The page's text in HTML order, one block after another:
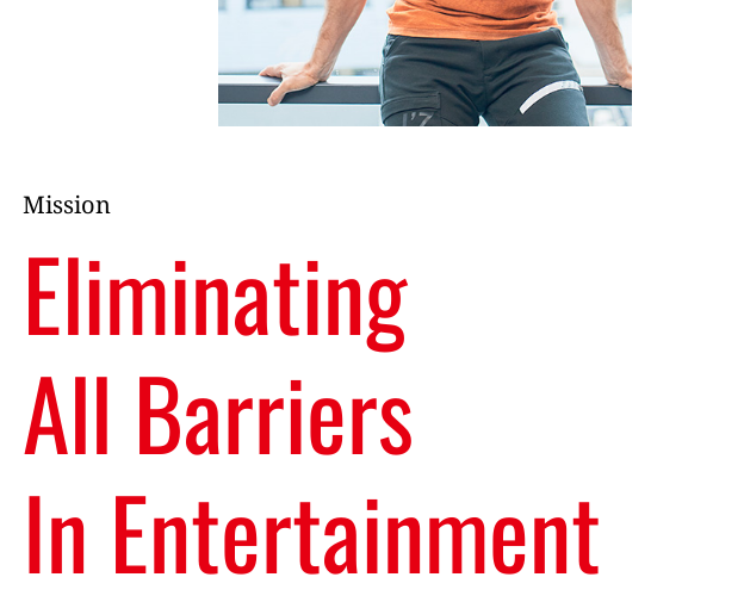
Mission
Eliminating
All Barriers
In Entertainment